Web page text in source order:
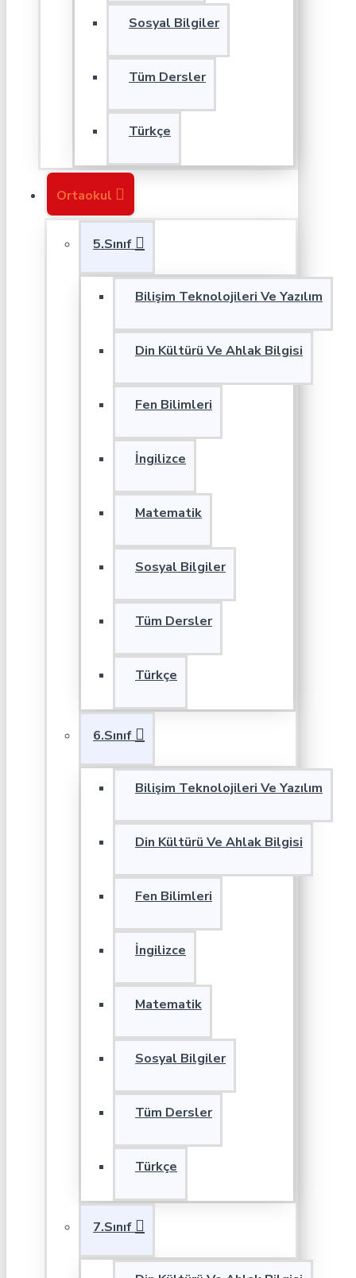
Sosyal Bilgiler
Tüm Dersler
Türkçe
Ortaokul
5.Sınıf
Bilişim Teknolojileri Ve Yazılım
Din Kültürü Ve Ahlak Bilgisi
Fen Bilimleri
İngilizce
Matematik
Sosyal Bilgiler
Tüm Dersler
Türkçe
6.Sınıf
Bilişim Teknolojileri Ve Yazılım
Din Kültürü Ve Ahlak Bilgisi
Fen Bilimleri
İngilizce
Matematik
Sosyal Bilgiler
Tüm Dersler
Türkçe
7.Sınıf